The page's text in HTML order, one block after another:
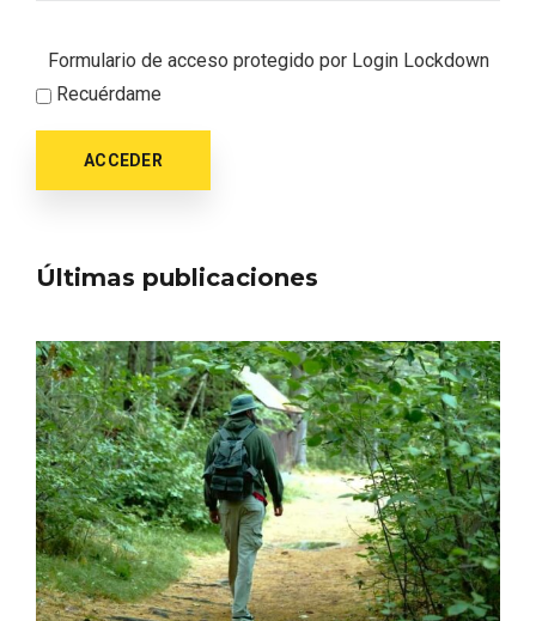
Formulario de acceso protegido por Login Lockdown
Recuérdame
ACCEDER
Últimas publicaciones
Semana Santa en la Ribera del Duero
2026